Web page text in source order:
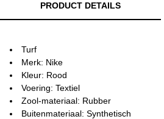
PRODUCT DETAILS
Turf
Merk: Nike
Kleur: Rood
Voering: Textiel
Zool-materiaal: Rubber
Buitenmateriaal: Synthetisch